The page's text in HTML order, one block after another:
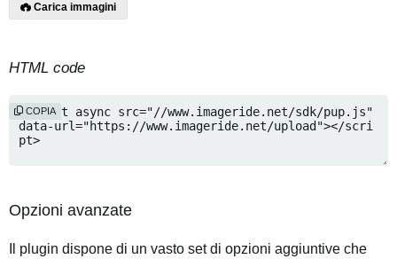
Carica immagini
HTML code
COPIA
Opzioni avanzate
Il plugin dispone di un vasto set di opzioni aggiuntive che